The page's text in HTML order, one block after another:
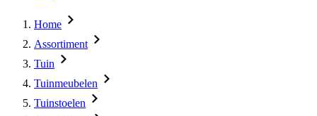
Home
Assortiment
Tuin
Tuinmeubelen
Tuinstoelen